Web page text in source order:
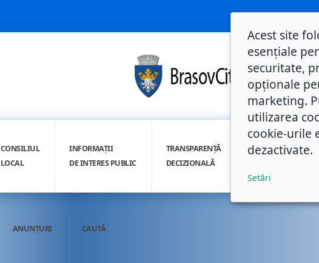
CONSILIUL
LOCAL
INFORMAȚII
DE INTERES PUBLIC
TRANSPARENȚĂ
DECIZIONALĂ
INTEGRITATE
ANUNȚURI CAUTĂ
Acest site
esențiale
securitate,
opționale
marketing.
utilizarea
cookie-urile
dezactivate.
Setări